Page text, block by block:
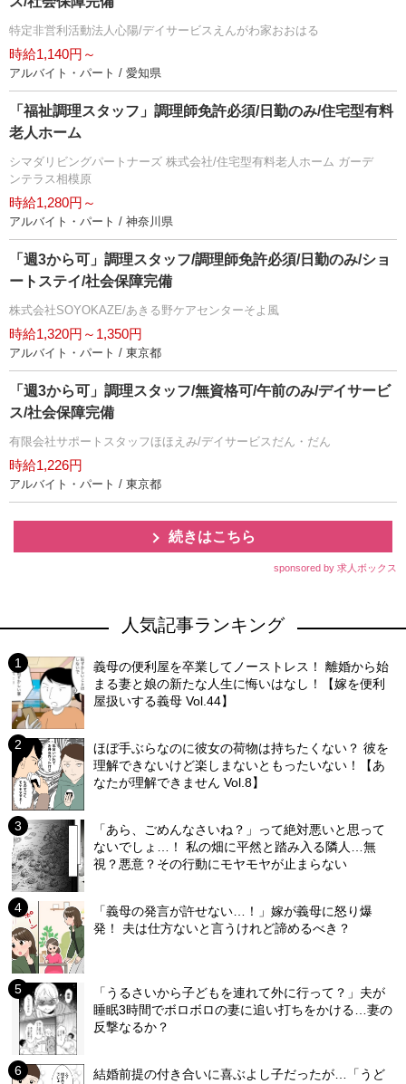
特定非営利活動法人心陽/デイサービスえんがわ家おおはる
時給1,140円～
アルバイト・パート / 愛知県
「福祉調理スタッフ」調理師免許必須/日勤のみ/住宅型有料
老人ホーム
シマダリビングパートナーズ 株式会社/住宅型有料老人ホーム ガーデ
ンテラス相模原
時給1,280円～
アルバイト・パート / 神奈川県
「週3から可」調理スタッフ/調理師免許必須/日勤のみ/ショ
ートステイ/社会保障完備
株式会社SOYOKAZE/あきる野ケアセンターそよ風
時給1,320円～1,350円
アルバイト・パート / 東京都
「週3から可」調理スタッフ/無資格可/午前のみ/デイサービ
ス/社会保障完備
有限会社サポートスタッフほほえみ/デイサービスだん・だん
時給1,226円
アルバイト・パート / 東京都
続きはこちら
sponsored by 求人ボックス
人気記事ランキング
義母の便利屋を卒業してノーストレス！ 離婚から始
まる妻と娘の新たな人生に悔いはなし！【嫁を便利
屋扱いする義母 Vol.44】
ほぼ手ぶらなのに彼女の荷物は持ちたくない？ 彼を
理解できないけど楽しまないともったいない！【あ
なたが理解できません Vol.8】
「あら、ごめんなさいね？」って絶対悪いと思って
ないでしょ…！ 私の畑に平然と踏み入る隣人…無
視？悪意？その行動にモヤモヤが止まらない
「義母の発言が許せない…！」嫁が義母に怒り爆
発！ 夫は仕方ないと言うけれど諦めるべき？
「うるさいから子どもを連れて外に行って？」夫が
睡眠3時間でボロボロの妻に追い打ちをかける…妻の
反撃なるか？
結婚前提の付き合いに喜ぶよし子だったが…「うど